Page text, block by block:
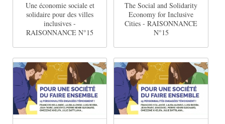
Une économie sociale et
solidaire pour des villes
inclusives -
RAISONNANCE N°15
The Social and Solidarity
Economy for Inclusive
Cities - RAISONNANCE
N°15